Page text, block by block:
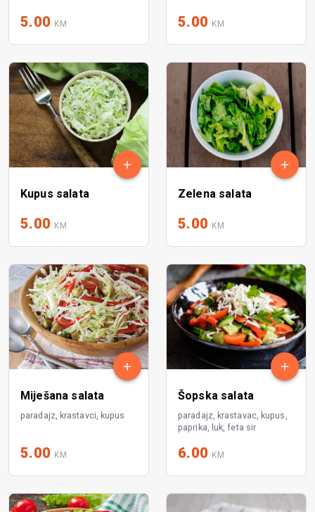
5.00 KM 5.00 KM
Kupus salata
5.00 KM
Zelena salata
5.00 KM
Miješana salata
paradajz, krastavci, kupus
5.00 KM
Šopska salata
paradajz, krastavac, kupus,
paprika, luk, feta sir
6.00 KM